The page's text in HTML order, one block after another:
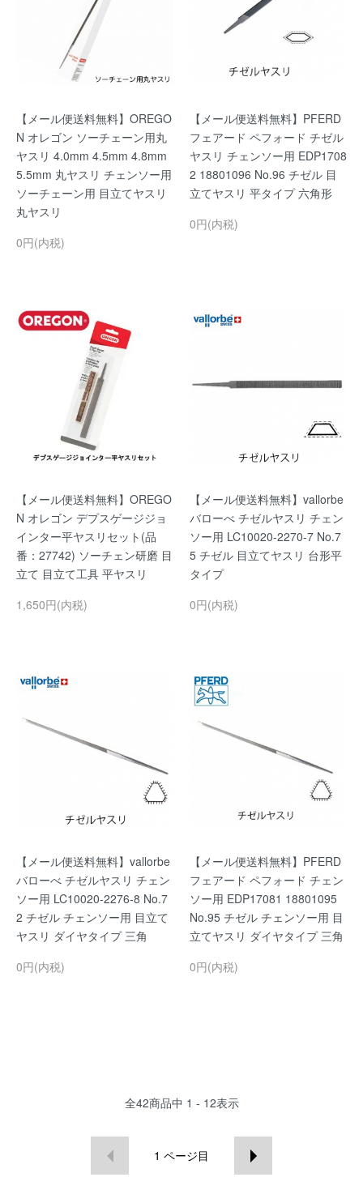
【メール便送料無料】OREGO
N オレゴン ソーチェーン用丸
ヤスリ 4.0mm 4.5mm 4.8mm
5.5mm 丸ヤスリ チェンソー用
ソーチェーン用 目立てヤスリ
丸ヤスリ
0円(内税)
【メール便送料無料】PFERD
フェアード ペフォード チゼル
ヤスリ チェンソー用 EDP1708
2 18801096 No.96 チゼル 目
立てヤスリ 平タイプ 六角形
0円(内税)
【メール便送料無料】OREGO
N オレゴン デプスゲージジョ
インター平ヤスリセット(品
番：27742) ソーチェン研磨 目
立て 目立て工具 平ヤスリ
1,650円(内税)
【メール便送料無料】vallorbe
バローべ チゼルヤスリ チェン
ソー用 LC10020-2270-7 No.7
5 チゼル 目立てヤスリ 台形平
タイプ
0円(内税)
【メール便送料無料】vallorbe
バローべ チゼルヤスリ チェン
ソー用 LC10020-2276-8 No.7
2 チゼル チェンソー用 目立て
ヤスリ ダイヤタイプ 三角
0円(内税)
【メール便送料無料】PFERD
フェアード ペフォード チェン
ソー用 EDP17081 18801095
No.95 チゼル チェンソー用 目
立てヤスリ ダイヤタイプ 三角
0円(内税)
全42商品中 1 - 12表示
1 ページ目